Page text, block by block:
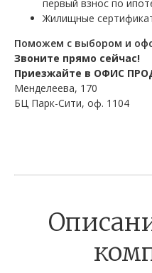
первый взнос по
Жилищные
Поможем с выбором и
Звоните прямо сейчас!
Приезжайте в ОФИС
Менделеева, 170
БЦ Парк-Сити, оф. 1104